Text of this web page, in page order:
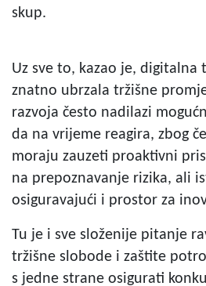
skup.
Uz sve to, kazao je, digitalna
znatno ubrzala tržišne
razvoja često nadilazi
da na vrijeme reagira, zbog
moraju zauzeti proaktivni
na prepoznavanje rizika, ali
osiguravajući i prostor za
Tu je i sve složenije pitanje
tržišne slobode i zaštite
s jedne strane osigurati